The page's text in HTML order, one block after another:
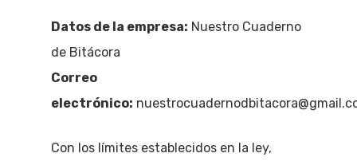
Datos de la empresa: Nuestro Cuaderno
de Bitácora
Correo
electrónico:
Con los límites establecidos en la ley,